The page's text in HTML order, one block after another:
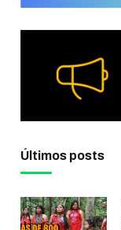
Últimos posts